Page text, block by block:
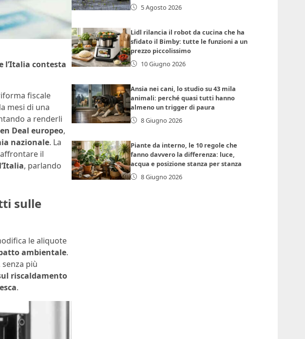
l’Italia contesta
fiscale
mesi di una
a renderli
Deal europeo,
nazionale. La
il
, parlando
sulle
le aliquote
ambientale.
senza più
riscaldamento
.
5 Agosto 2026
Lidl rilancia il robot da cucina che ha
sfidato il Bimby: tutte le funzioni a un
prezzo piccolissimo
10 Giugno 2026
Ansia nei cani, lo studio su 43 mila
animali: perché quasi tutti hanno
almeno un trigger di paura
8 Giugno 2026
Piante da interno, le 10 regole che
fanno davvero la differenza: luce,
acqua e posizione stanza per stanza
8 Giugno 2026